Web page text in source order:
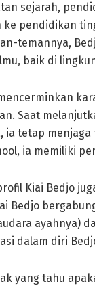
sejarah,
ke pendidikan
temannya,
baik di
Saat
ia tetap menjaga
ia memiliki
Kiai Bedjo
Bedjo
ayahnya)
dalam diri
yang tahu